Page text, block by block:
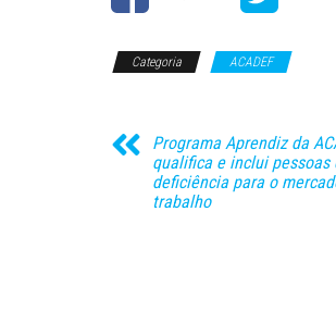
Categoria ACADEF
Programa Aprendiz da
qualifica e inclui pessoas
deficiência para o
trabalho